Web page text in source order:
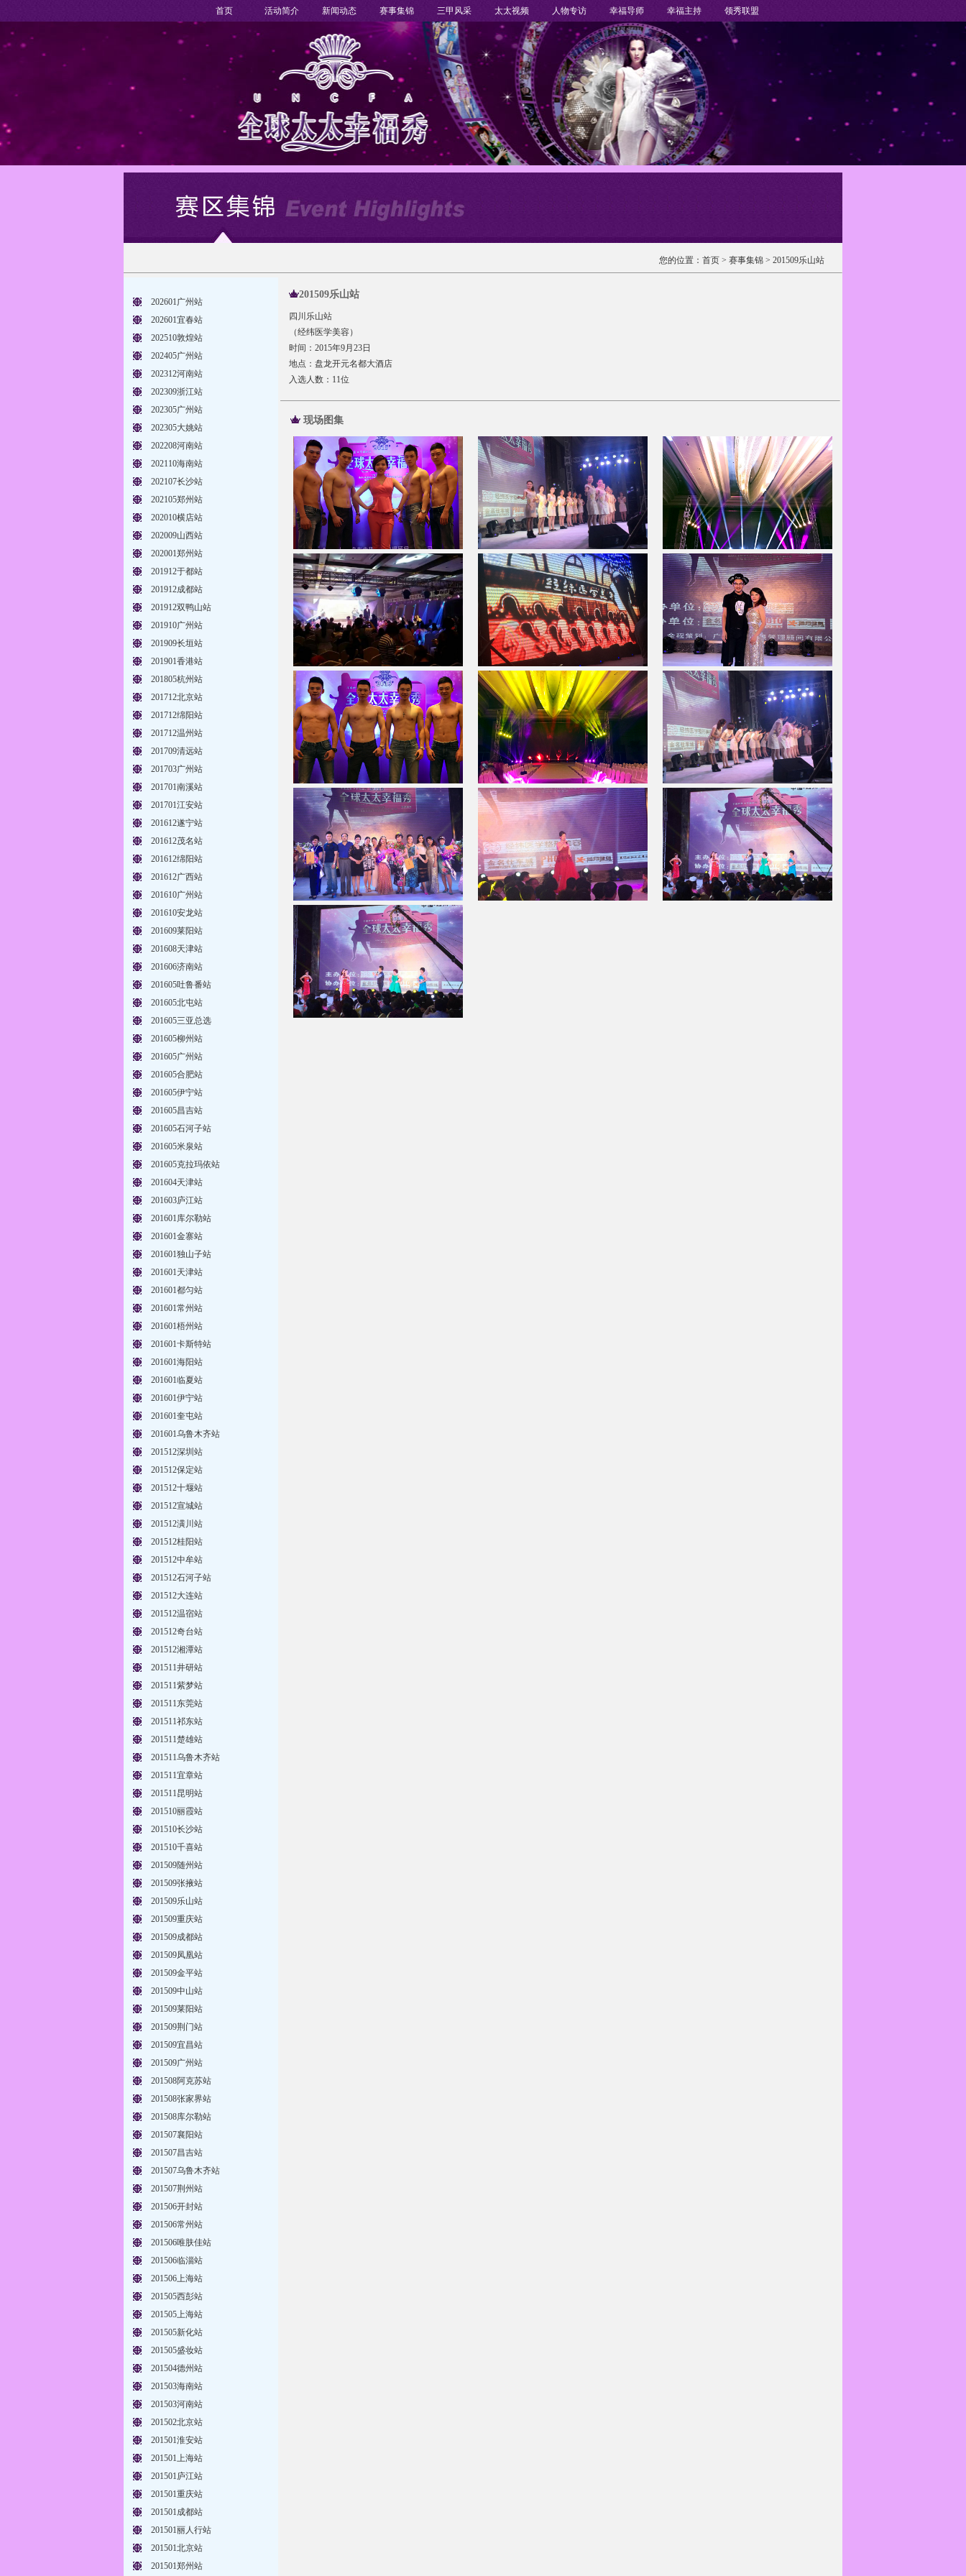
首页 活动简介 新闻动态 赛事集锦 三甲风采 太太视频 人物专访 幸福导师 幸福主持 领秀联盟
您的位置： 首页 > 赛事集锦 > 201509乐山站
202601广州站
202601宜春站
202510敦煌站
202405广州站
202312河南站
202309浙江站
202305广州站
202305大姚站
202208河南站
202110海南站
202107长沙站
202105郑州站
202010横店站
202009山西站
202001郑州站
201912于都站
201912成都站
201912双鸭山站
201910广州站
201909长垣站
201901香港站
201805杭州站
201712北京站
201712绵阳站
201712温州站
201709清远站
201703广州站
201701南溪站
201701江安站
201612遂宁站
201612茂名站
201612绵阳站
201612广西站
201610广州站
201610安龙站
201609莱阳站
201608天津站
201606济南站
201605吐鲁番站
201605北屯站
201605三亚总选
201605柳州站
201605广州站
201605合肥站
201605伊宁站
201605昌吉站
201605石河子站
201605米泉站
201605克拉玛依站
201604天津站
201603庐江站
201601库尔勒站
201601金寨站
201601独山子站
201601天津站
201601都匀站
201601常州站
201601梧州站
201601卡斯特站
201601海阳站
201601临夏站
201601伊宁站
201601奎屯站
201601乌鲁木齐站
201512深圳站
201512保定站
201512十堰站
201512宣城站
201512潢川站
201512桂阳站
201512中牟站
201512石河子站
201512大连站
201512温宿站
201512奇台站
201512湘潭站
201511井研站
201511紫梦站
201511东莞站
201511祁东站
201511楚雄站
201511乌鲁木齐站
201511宜章站
201511昆明站
201510丽霞站
201510长沙站
201510千喜站
201509随州站
201509张掖站
201509乐山站
201509重庆站
201509成都站
201509凤凰站
201509金平站
201509中山站
201509莱阳站
201509荆门站
201509宜昌站
201509广州站
201508阿克苏站
201508张家界站
201508库尔勒站
201507襄阳站
201507昌吉站
201507乌鲁木齐站
201507荆州站
201506开封站
201506常州站
201506唯肤佳站
201506临淄站
201506上海站
201505西彭站
201505上海站
201505新化站
201505盛妆站
201504德州站
201503海南站
201503河南站
201502北京站
201501淮安站
201501上海站
201501庐江站
201501重庆站
201501成都站
201501丽人行站
201501北京站
201501郑州站
201509乐山站
四川乐山站
（经纬医学美容）
时间：2015年9月23日
地点：盘龙开元名都大酒店
入选人数：11位
现场图集